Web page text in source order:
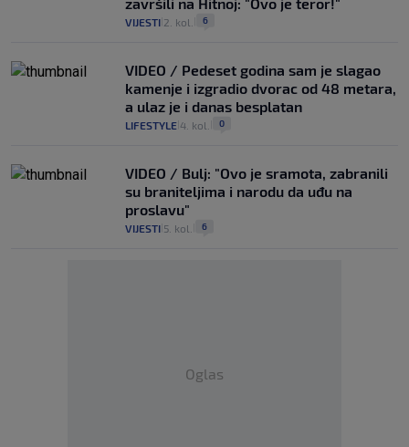
VIJESTI 2. kol. 6
VIDEO / Pedeset godina sam je slagao
kamenje i izgradio dvorac od 48 metara,
a ulaz je i danas besplatan
LIFESTYLE 4. kol. 0
VIDEO / Bulj: "Ovo je sramota, zabranili
su braniteljima i narodu da uđu na
proslavu"
VIJESTI 5. kol. 6
Oglas